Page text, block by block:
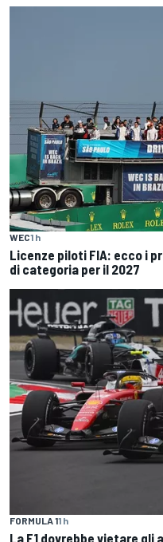
WEC1 h
Licenze piloti FIA: ecco i
di categoria per il 2027
FORMULA 11 h
La F1 dovrebbe vietare